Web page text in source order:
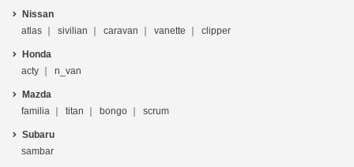
Nissan
atlas
sivilian caravan vanette clipper
Honda
acty
n_van
Mazda
familia
titan bongo scrum
Subaru
sambar